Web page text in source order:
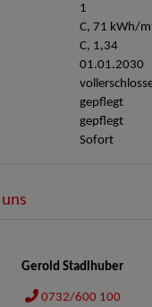
1
C, 71 kWh/m
C, 1,34
01.01.2030
gepflegt
gepflegt
Sofort
Gerold Stadlhuber
0732/600 100